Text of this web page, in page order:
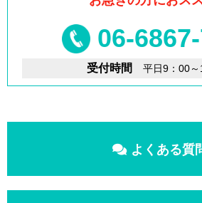
06-
受付時間 平日9：00
よくある質